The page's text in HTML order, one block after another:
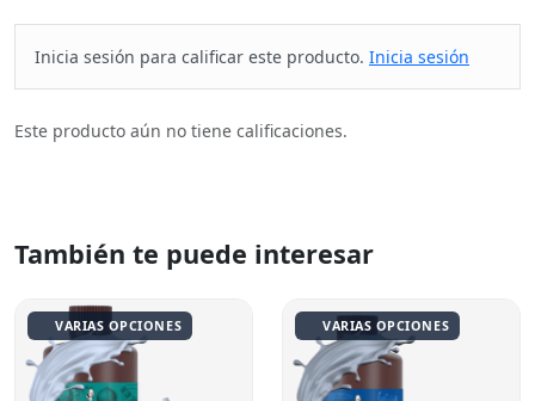
Inicia sesión para calificar este producto. Inicia sesión
Este producto aún no tiene calificaciones.
También te puede interesar
VARIAS OPCIONES VARIAS OPCIONES